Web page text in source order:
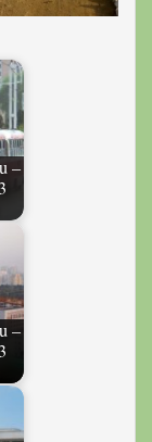
–
–